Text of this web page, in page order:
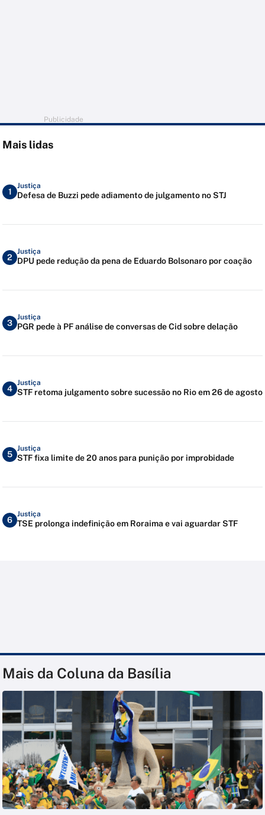
Publicidade
Mais lidas
1
Justiça
Defesa de Buzzi pede adiamento de julgamento no STJ
2
Justiça
DPU pede redução da pena de Eduardo Bolsonaro por coação
3
Justiça
PGR pede à PF análise de conversas de Cid sobre delação
4
Justiça
STF retoma julgamento sobre sucessão no Rio em 26 de agosto
5
Justiça
STF fixa limite de 20 anos para punição por improbidade
6
Justiça
TSE prolonga indefinição em Roraima e vai aguardar STF
Mais da Coluna da Basília